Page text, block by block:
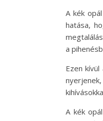
A kék
hatása,
a
Ezen
A kék